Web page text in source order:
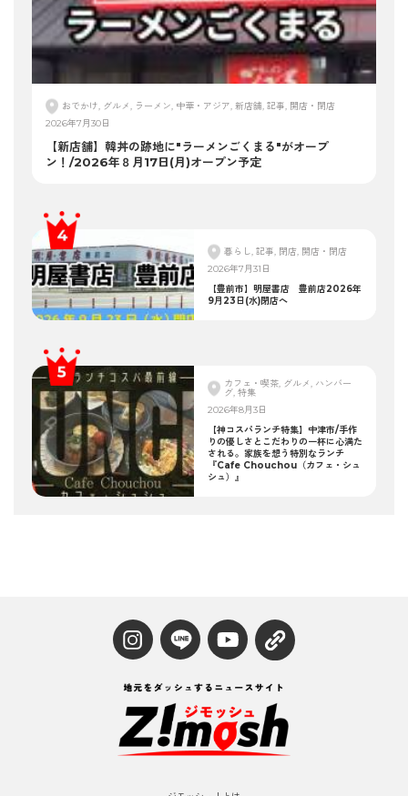
おでかけ, グルメ, ラーメン, 中華・アジア, 新店舗, 記事, 開店・閉店
2026年7月30日
【新店舗】韓丼の跡地に"ラーメンごくまる"がオープ
ン！/2026年８月17日(月)オープン予定
暮らし, 記事, 閉店, 開店・閉店
2026年7月31日
【豊前市】明屋書店 豊前店2026年
9月23日(水)閉店へ
カフェ・喫茶, グルメ, ハンバー
グ, 特集
2026年8月3日
【神コスパランチ特集】中津市/手作
りの優しさとこだわりの一杯に心満た
される。家族を想う特別なランチ
『Cafe Chouchou（カフェ・シュ
シュ）』